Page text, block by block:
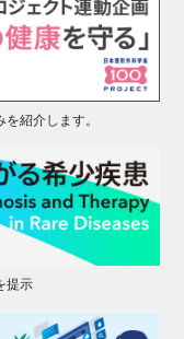
紹介します。
提示